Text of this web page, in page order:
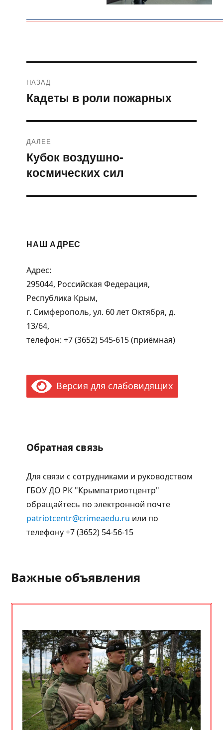
по
НАЗАД
Предыдущая
Кадеты в роли пожарных
ДАЛЕЕ
Следующая
запись:
Кубок воздушно-
космических сил
НАШ АДРЕС
Адрес:
295044, Российская Федерация,
Республика Крым,
г. Симферополь, ул. 60 лет Октября, д.
13/64,
телефон: +7 (3652) 545-615 (приёмная)
Версия для слабовидящих
Обратная связь
Для связи с сотрудниками и руководством
ГБОУ ДО РК "Крымпатриотцентр"
обращайтесь по электронной почте
patriotcentr@crimeaedu.ru или по
телефону +7 (3652) 54-56-15
Важные объявления